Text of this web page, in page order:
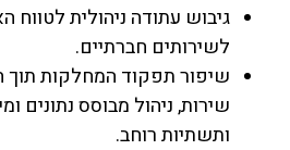
גיבוש עתודה ניהולית לטווח
לשירותים חברתיים.
שיפור תפקוד המחלקות תוך
שירות, ניהול מבוסס נתונים
ותשתיות רוחב.